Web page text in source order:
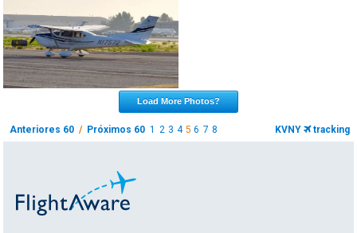
Load More Photos?
Anteriores 60 / Próximos 60 1 2 3 4 56 7 8 KVNY tracking